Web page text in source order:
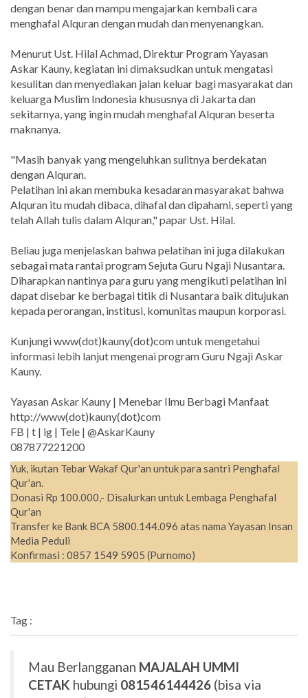
dengan benar dan mampu mengajarkan kembali cara
menghafal Alquran dengan mudah dan menyenangkan.
Menurut Ust. Hilal Achmad, Direktur Program Yayasan
Askar Kauny, kegiatan ini dimaksudkan untuk mengatasi
kesulitan dan menyediakan jalan keluar bagi masyarakat dan
keluarga Muslim Indonesia khususnya di Jakarta dan
sekitarnya, yang ingin mudah menghafal Alquran beserta
maknanya.
"Masih banyak yang mengeluhkan sulitnya berdekatan
dengan Alquran.
Pelatihan ini akan membuka kesadaran masyarakat bahwa
Alquran itu mudah dibaca, dihafal dan dipahami, seperti yang
telah Allah tulis dalam Alquran," papar Ust. Hilal.
Beliau juga menjelaskan bahwa pelatihan ini juga dilakukan
sebagai mata rantai program Sejuta Guru Ngaji Nusantara.
Diharapkan nantinya para guru yang mengikuti pelatihan ini
dapat disebar ke berbagai titik di Nusantara baik ditujukan
kepada perorangan, institusi, komunitas maupun korporasi.
Kunjungi www(dot)kauny(dot)com untuk mengetahui
informasi lebih lanjut mengenai program Guru Ngaji Askar
Kauny.
Yayasan Askar Kauny | Menebar Ilmu Berbagi Manfaat
http://www(dot)kauny(dot)com
FB | t | ig | Tele | @AskarKauny
087877221200
Yuk, ikutan Tebar Wakaf Qur'an untuk para santri Penghafal
Qur'an.
Donasi Rp 100.000,- Disalurkan untuk Lembaga Penghafal
Qur'an
Transfer ke Bank BCA 5800.144.096 atas nama Yayasan Insan
Media Peduli
Konfirmasi : 0857 1549 5905 (Purnomo)
Tag :
Mau Berlangganan MAJALAH UMMI
CETAK hubungi 081546144426 (bisa via